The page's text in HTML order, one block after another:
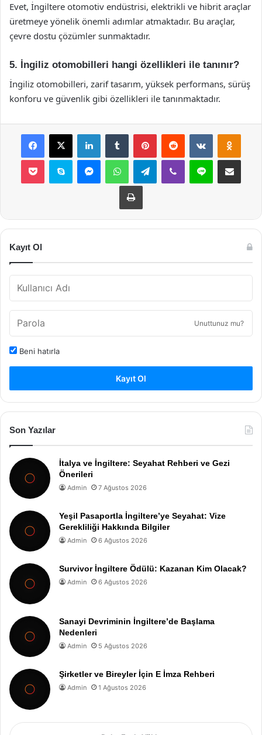
Evet, İngiltere otomotiv endüstrisi, elektrikli ve hibrit araçlar
üretmeye yönelik önemli adımlar atmaktadır. Bu araçlar,
çevre dostu çözümler sunmaktadır.
5. İngiliz otomobilleri hangi özellikleri ile tanınır?
İngiliz otomobilleri, zarif tasarım, yüksek performans, sürüş
konforu ve güvenlik gibi özellikleri ile tanınmaktadır.
Facebook
X LinkedInTumblr PinterestReddit VKontakte
Pocket Skype MessengerWhatsAppTelegramViber Line E-Posta ile
Yazdır
Kayıt Ol
Unuttunuz mu?
Beni hatırla
Kayıt Ol
Son Yazılar
İtalya ve İngiltere: Seyahat Rehberi ve Gezi
Önerileri
Admin 7 Ağustos 2026
Yeşil Pasaportla İngiltere’ye Seyahat: Vize
Gerekliliği Hakkında Bilgiler
Admin 6 Ağustos 2026
Survivor İngiltere Ödülü: Kazanan Kim Olacak?
Admin 6 Ağustos 2026
Sanayi Devriminin İngiltere’de Başlama
Nedenleri
Admin 5 Ağustos 2026
Şirketler ve Bireyler İçin E İmza Rehberi
Admin 1 Ağustos 2026